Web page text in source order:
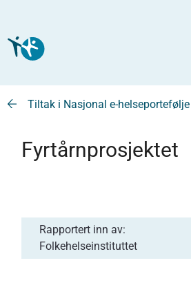
Tiltak i Nasjonal e-helseportefølje
Fyrtårnprosjektet
Rapportert inn av:
Folkehelseinstituttet